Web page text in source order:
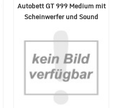
Autobett GT 999 Medium mit
Scheinwerfer und Sound